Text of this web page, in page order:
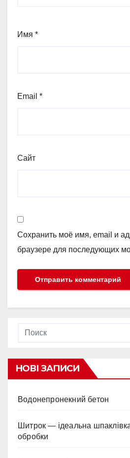
Имя *
Email *
Сайт
Сохранить моё имя, email и
браузере для последующих
НОВІ ЗАПИСИ
Водонепронекний бетон
Шитрок — ідеальна
обробки